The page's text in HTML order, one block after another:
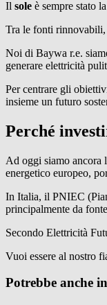
Il sole è sempre stato
Tra le fonti rinnovabili,
Noi di Baywa r.e.
generare elettricità
Per centrare gli
insieme un futuro
Perché
Ad oggi siamo ancora
energetico europeo,
In Italia, il PNIEC
principalmente da
Secondo Elettricità
Vuoi essere al nostro
Potrebbe anche